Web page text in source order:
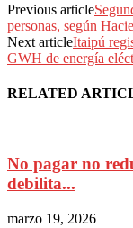
Previous article
personas, según
Next articleItaipú
GWH de energía
RELATED
No pagar no
debilita...
marzo 19, 2026